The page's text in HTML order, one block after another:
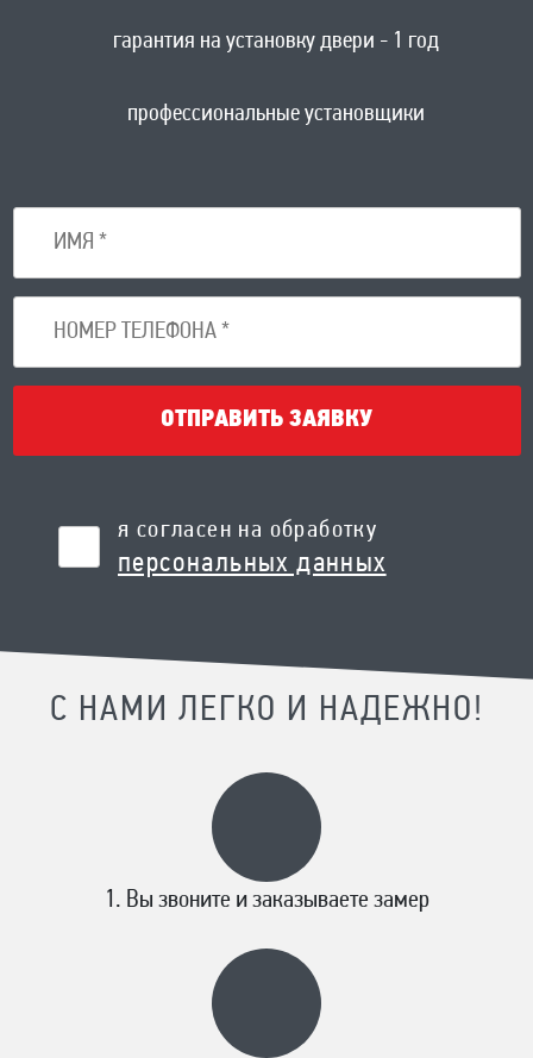
гарантия на установку двери - 1 год
профессиональные установщики
ОТПРАВИТЬ ЗАЯВКУ
я согласен на обработку
персональных данных
С НАМИ ЛЕГКО И НАДЕЖНО!
Вы звоните и заказываете замер